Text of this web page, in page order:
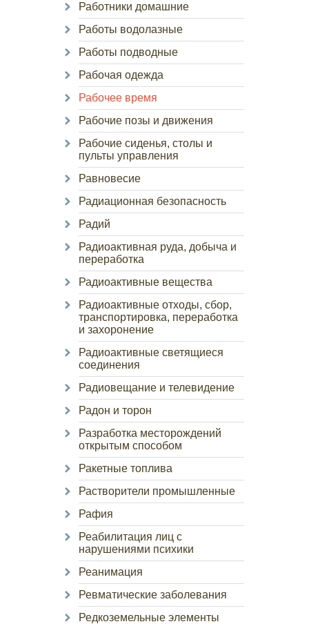
Работники домашние
Работы водолазные
Работы подводные
Рабочая одежда
Рабочее время
Рабочие позы и движения
Рабочие сиденья, столы и
пульты управления
Равновесие
Радиационная безопасность
Радий
Радиоактивная руда, добыча и
переработка
Радиоактивные вещества
Радиоактивные отходы, сбор,
транспортировка, переработка
и захоронение
Радиоактивные светящиеся
соединения
Радиовещание и телевидение
Радон и торон
Разработка месторождений
открытым способом
Ракетные топлива
Растворители промышленные
Рафия
Реабилитация лиц с
нарушениями психики
Реанимация
Ревматические заболевания
Редкоземельные элементы